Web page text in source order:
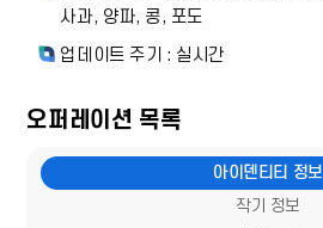
사과, 양파, 콩, 포도
업데이트 주기 : 실시간
오퍼레이션 목록
아이덴티티 정보
작기 정보